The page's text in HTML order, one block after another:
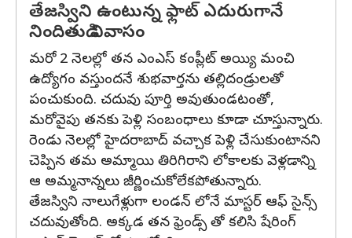
తేజస్విని ఉంటున్న ఫ్లాట్ ఎదురుగానే
నిందితుడి నివాసం
మరో 2 నెలల్లో తన ఎంఎస్ కంప్లీట్ అయ్యి మంచి
ఉద్యోగం వస్తుందనే శుభవార్తను తల్లిదండ్రులతో
పంచుకుంది. చదువు పూర్తి అవుతుండటంతో,
మరోవైపు తనకు పెళ్లి సంబంధాలు కూడా చూస్తున్నారు.
రెండు నెలల్లో హైదరాబాద్ వచ్చాక పెళ్లి చేసుకుంటానని
చెప్పిన తమ అమ్మాయి తిరిగిరాని లోకాలకు వెళ్లడాన్ని
ఆ అమ్మనాన్నలు జీర్ణించుకోలేకపోతున్నారు.
తేజస్విని నాలుగేళ్లుగా లండన్ లోనే మాస్టర్ ఆఫ్ సైన్స్
చదువుతోంది. అక్కడ తన ఫ్రెండ్స్ తో కలిసి షేరింగ్